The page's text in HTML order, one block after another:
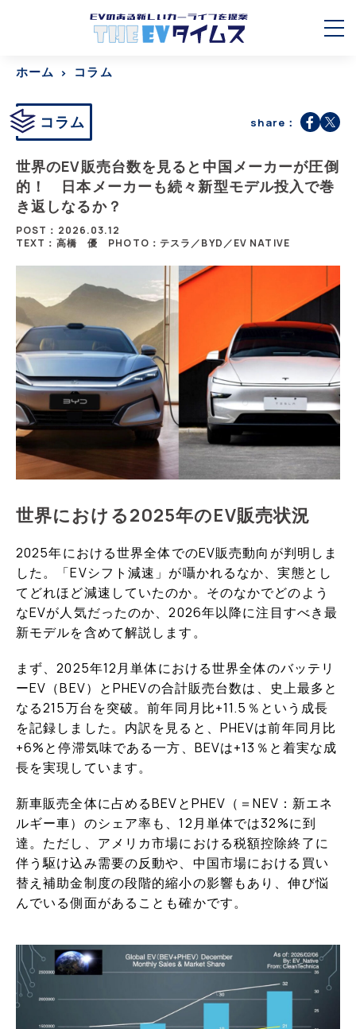
ホーム コラム
コラム share：
世界のEV販売台数を見ると中国メーカーが圧倒
的！ 日本メーカーも続々新型モデル投入で巻
き返しなるか？
POST：2026.03.12
TEXT：高橋 優
PHOTO：テスラ／BYD／EV NATIVE
世界における2025年のEV販売状況
2025年における世界全体でのEV販売動向が判明しま
した。「EVシフト減速」が囁かれるなか、実態とし
てどれほど減速していたのか。そのなかでどのよう
なEVが人気だったのか、2026年以降に注目すべき最
新モデルを含めて解説します。
まず、2025年12月単体における世界全体のバッテリ
ーEV（BEV）とPHEVの合計販売台数は、史上最多と
なる215万台を突破。前年同月比+11.5％という成長
を記録しました。内訳を見ると、PHEVは前年同月比
+6%と停滞気味である一方、BEVは+13％と着実な成
長を実現しています。
新車販売全体に占めるBEVとPHEV（＝NEV：新エネ
ルギー車）のシェア率も、12月単体では32%に到
達。ただし、アメリカ市場における税額控除終了に
伴う駆け込み需要の反動や、中国市場における買い
替え補助金制度の段階的縮小の影響もあり、伸び悩
んでいる側面があることも確かです。